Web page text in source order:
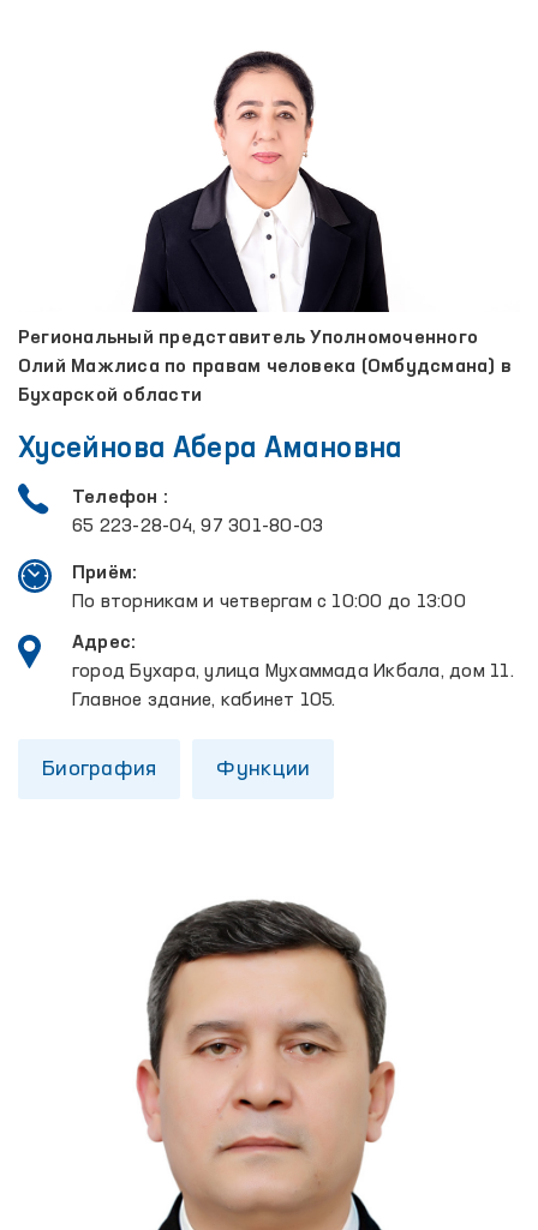
Региональный представитель Уполномоченного
Олий Мажлиса по правам человека (Омбудсмана) в
Бухарской области
Хусейнова Абера Амановна
Телефон :
65 223-28-04, 97 301-80-03
Приём:
По вторникам и четвергам с 10:00 до 13:00
Адрес:
город Бухара, улица Мухаммада Икбала, дом 11.
Главное здание, кабинет 105.
Биография Функции